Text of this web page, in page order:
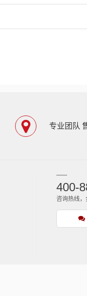
专业团队
400-
咨询热线，